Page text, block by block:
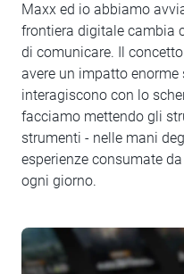
Maxx ed io abbiamo
frontiera digitale cambia
di comunicare. Il
avere un impatto
interagiscono con lo
facciamo mettendo gli
strumenti - nelle mani
esperienze consumate
ogni giorno.